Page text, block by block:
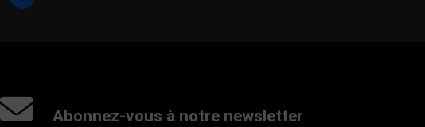
Abonnez-vous à notre newsletter